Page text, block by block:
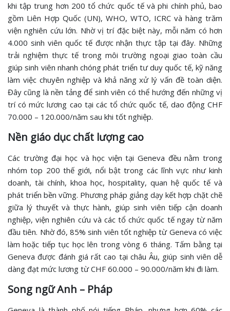
khi tập trung hơn 200 tổ chức quốc tế và phi chính phủ, bao
gồm Liên Hợp Quốc (UN), WHO, WTO, ICRC và hàng trăm
viện nghiên cứu lớn. Nhờ vị trí đặc biệt này, mỗi năm có hơn
4.000 sinh viên quốc tế được nhận thực tập tại đây. Những
trải nghiệm thực tế trong môi trường ngoại giao toàn cầu
giúp sinh viên nhanh chóng phát triển tư duy quốc tế, kỹ năng
làm việc chuyên nghiệp và khả năng xử lý vấn đề toàn diện.
Đây cũng là nền tảng để sinh viên có thể hướng đến những vị
trí có mức lương cao tại các tổ chức quốc tế, dao động CHF
70.000 – 120.000/năm sau khi tốt nghiệp.
Nền giáo dục chất lượng cao
Các trường đại học và học viện tại Geneva đều nằm trong
nhóm top 200 thế giới, nổi bật trong các lĩnh vực như kinh
doanh, tài chính, khoa học, hospitality, quan hệ quốc tế và
phát triển bền vững. Phương pháp giảng dạy kết hợp chặt chẽ
giữa lý thuyết và thực hành, giúp sinh viên tiếp cận doanh
nghiệp, viện nghiên cứu và các tổ chức quốc tế ngay từ năm
đầu tiên. Nhờ đó, 85% sinh viên tốt nghiệp từ Geneva có việc
làm hoặc tiếp tục học lên trong vòng 6 tháng. Tấm bằng tại
Geneva được đánh giá rất cao tại châu Âu, giúp sinh viên dễ
dàng đạt mức lương từ CHF 60.000 – 90.000/năm khi đi làm.
Song ngữ Anh – Pháp